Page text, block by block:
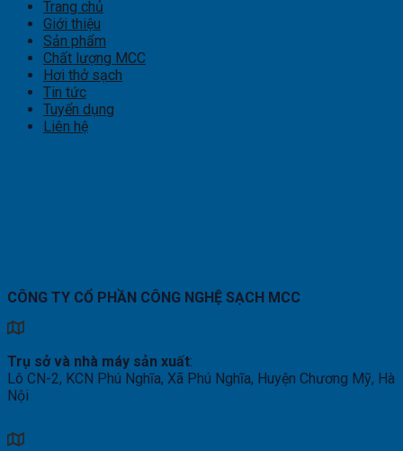
Trang chủ
Giới thiệu
Sản phẩm
Chất lượng MCC
Hơi thở sạch
Tin tức
Tuyển dụng
Liên hệ
CÔNG TY CỔ PHẦN CÔNG NGHỆ SẠCH MCC
Trụ sở và nhà máy sản xuất:
Lô CN-2, KCN Phú Nghĩa, Xã Phú Nghĩa, Huyện Chương Mỹ, Hà
Nội